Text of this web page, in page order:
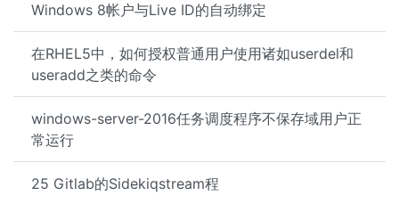
Windows 8帐户与Live ID的自动绑定
在RHEL5中，如何授权普通用户使用诸​​如userdel和
useradd之类的命令
windows-server-2016任务调度程序不保存域用户正
常运行
25 Gitlab的Sidekiqstream程